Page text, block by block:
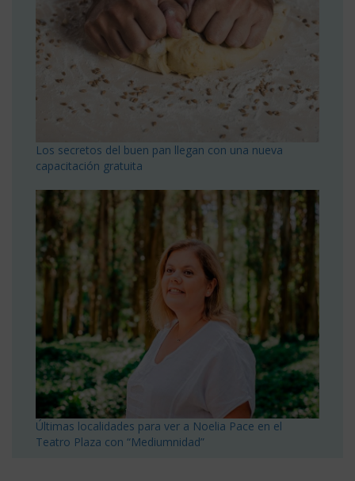
Los secretos del buen pan llegan con una nueva
capacitación gratuita
Últimas localidades para ver a Noelia Pace en el
Teatro Plaza con “Mediumnidad”